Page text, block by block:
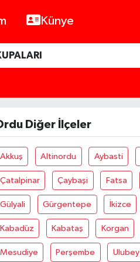
Künye
Diğer İlçeler
Akkuş Altinordu Aybasti
Çatalpinar Çaybaşi Fatsa
Gülyali Gürgentepe İkizce
Kabadüz Kabataş Korgan
Mesudiye Perşembe Ulubey